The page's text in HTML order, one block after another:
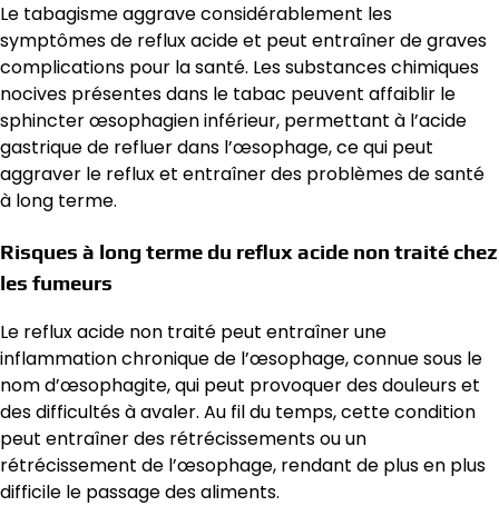
Le tabagisme aggrave considérablement les
symptômes de reflux acide et peut entraîner de graves
complications pour la santé. Les substances chimiques
nocives présentes dans le tabac peuvent affaiblir le
sphincter œsophagien inférieur, permettant à l’acide
gastrique de refluer dans l’œsophage, ce qui peut
aggraver le reflux et entraîner des problèmes de santé
à long terme.
Risques à long terme du reflux acide non traité chez
les fumeurs
Le reflux acide non traité peut entraîner une
inflammation chronique de l’œsophage, connue sous le
nom d’œsophagite, qui peut provoquer des douleurs et
des difficultés à avaler. Au fil du temps, cette condition
peut entraîner des rétrécissements ou un
rétrécissement de l’œsophage, rendant de plus en plus
difficile le passage des aliments.